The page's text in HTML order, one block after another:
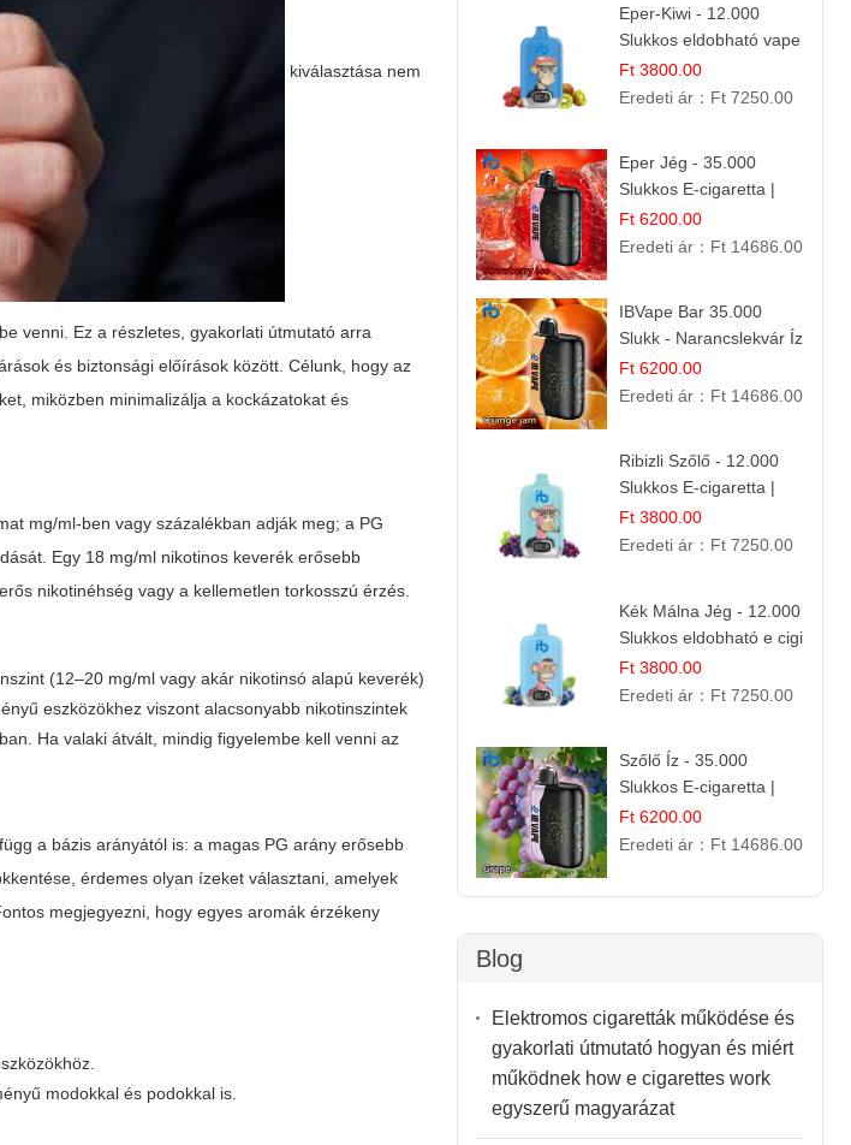
kiválasztása nem
venni. Ez a részletes, gyakorlati útmutató arra
és biztonsági előírások között. Célunk, hogy az
miközben minimalizálja a kockázatokat és
mg/ml-ben vagy százalékban adják meg; a PG
Egy 18 mg/ml nikotinos keverék erősebb
nikotinéhség vagy a kellemetlen torkosszú érzés.
(12–20 mg/ml vagy akár nikotinsó alapú keverék)
eszközökhez viszont alacsonyabb nikotinszintek
Ha valaki átvált, mindig figyelembe kell venni az
a bázis arányától is: a magas PG arány erősebb
érdemes olyan ízeket választani, amelyek
megjegyezni, hogy egyes aromák érzékeny
modokkal és podokkal is.
Eper-Kiwi - 12.000
Slukkos eldobható vape
| Friss Gyümölcs
Kombináció
Ft 3800.00
Eredeti ár： Ft 7250.00
Eper Jég - 35.000
Slukkos E-cigaretta |
IBVape Bar
Ft 6200.00
Eredeti ár： Ft 14686.00
IBVape Bar 35.000
Slukk - Narancslekvár Íz
| Prémium E-cigaretta
Ft 6200.00
Eredeti ár： Ft 14686.00
Ribizli Szőlő - 12.000
Slukkos E-cigaretta |
Kifinomult Gyümölcs Íz
Ft 3800.00
Eredeti ár： Ft 7250.00
Kék Málna Jég - 12.000
Slukkos eldobható e cigi
| Frissítő Bogyós Íz
Ft 3800.00
Eredeti ár： Ft 7250.00
Szőlő Íz - 35.000
Slukkos E-cigaretta |
Friss Gyümölcs Aroma
Ft 6200.00
Eredeti ár： Ft 14686.00
Blog
Elektromos cigaretták működése és
gyakorlati útmutató hogyan és miért
működnek how e cigarettes work
egyszerű magyarázat